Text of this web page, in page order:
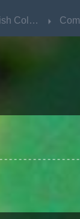
British Columbia
British Columbia